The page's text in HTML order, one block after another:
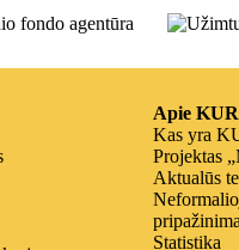
Apie
Kas yra
Projektas
Aktualūs
Statistika